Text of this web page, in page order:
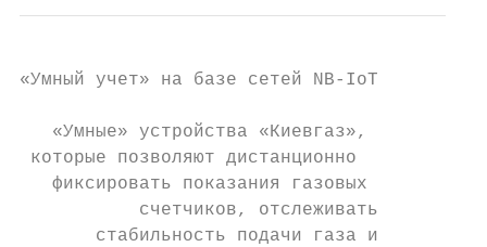
«Умный учет» на базе сетей NB-IoT
   «Умные» устройства «Киевгаз»,
которые позволяют дистанционно
   фиксировать показания газовых
           счетчиков, отслеживать
       стабильность подачи газа и